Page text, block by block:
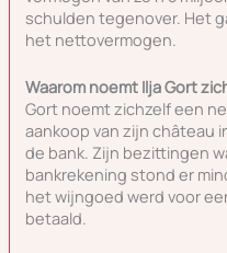
schulden tegenover. Het
het nettovermogen.
Waarom noemt Ilja Gort
Gort noemt zichzelf een
aankoop van zijn château
de bank. Zijn bezittingen
bankrekening stond er
het wijngoed werd voor
betaald.